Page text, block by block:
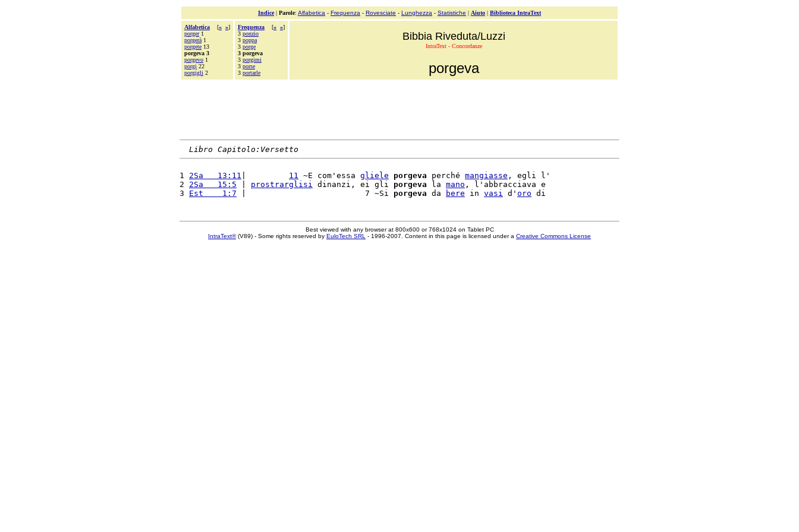
Indice| Parole: Alfabetica - Frequenza - Rovesciate - Lunghezza - Statistiche | Aiuto | Biblioteca IntraText
Alfabetica [« »]
porger1
porgerà 1
porgete 13
porgeva 3
porgevo 1
porgi 22
porgigli 2
Frequenza [« »]
3 ponzio
3 poppa
3 porge
3 porgeva
3 porgimi
3 porse
3 portarle
Bibbia Riveduta/Luzzi
IntraText - Concordanze
porgeva
Libro Capitolo:Versetto
1 2Sa   13:11 11 ~E com'essa gliele porgeva perché mangiasse , egli l'
2 2Sa   15:5 prostrarglisi dinanzi, ei gli porgeva la mano , l'abbracciava e
3 Est    1:7 |                         7 ~Si porgeva da bere in vasi d' oro
Best viewed with any browser at 800x600 or 768x1024 on Tablet PC
IntraText®(V89) - Some rights reserved by EuloTech SRL - 1996-2007. Content in this page is licensed under a Creative Commons License